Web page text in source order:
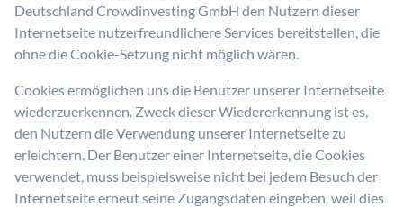
Deutschland Crowdinvesting GmbH den Nutzern dieser
Internetseite nutzerfreundlichere Services bereitstellen, die
ohne die Cookie-Setzung nicht möglich wären.
Cookies ermöglichen uns die Benutzer unserer Internetseite
wiederzuerkennen. Zweck dieser Wiedererkennung ist es,
den Nutzern die Verwendung unserer Internetseite zu
erleichtern. Der Benutzer einer Internetseite, die Cookies
verwendet, muss beispielsweise nicht bei jedem Besuch der
Internetseite erneut seine Zugangsdaten eingeben, weil dies